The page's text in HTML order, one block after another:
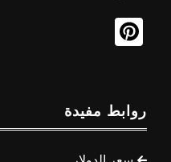
روابط مفيدة